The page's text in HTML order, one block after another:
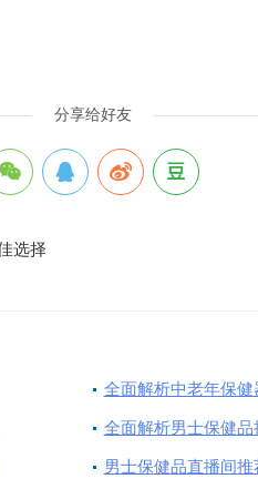
分享给好友
选择
全面解析中老年保
全面解析男士保健
男士保健品直播间